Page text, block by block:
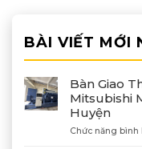
BÀI VIẾT MỚI
Bàn Giao
Mitsubishi
Huyện
Chức năng bình